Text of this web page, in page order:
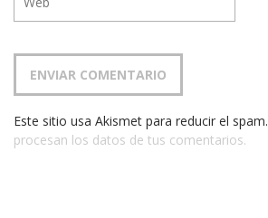
Este sitio usa Akismet para reducir el spam.
procesan los datos de tus comentarios.